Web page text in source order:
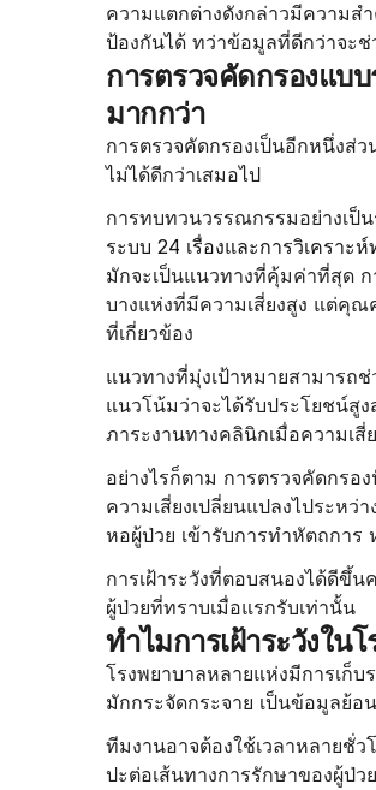
ความแตกต่างดังกล่าวมีความส
ป้องกันได้ ทว่าข้อมูลที่ดีกว่าจะช่
การตรวจคัดกรองแบ
มากกว่า
การตรวจคัดกรองเป็นอีกหนึ่งส่
ไม่ได้ดีกว่าเสมอไป
การทบทวนวรรณกรรมอย่างเป็
ระบบ 24 เรื่องและการวิเคราะห์
มักจะเป็นแนวทางที่คุ้มค่าที่สุด
บางแห่งที่มีความเสี่ยงสูง แต่คุ
ที่เกี่ยวข้อง
แนวทางที่มุ่งเป้าหมายสามารถ
แนวโน้มว่าจะได้รับประโยชน์สู
ภาระงานทางคลินิกเมื่อความเสี่
อย่างไรก็ตาม การตรวจคัดกรอ
ความเสี่ยงเปลี่ยนแปลงไประหว่
หอผู้ป่วย เข้ารับการทำหัตถกา
การเฝ้าระวังที่ตอบสนองได้ดีขึ้
ผู้ป่วยที่ทราบเมื่อแรกรับเท่านั้น
ทำไมการเฝ้าระวังใน
โรงพยาบาลหลายแห่งมีการเก็
มักกระจัดกระจาย เป็นข้อมูลย้อ
ทีมงานอาจต้องใช้เวลาหลายชั่ว
ปะต่อเส้นทางการรักษาของผู้ป่ว